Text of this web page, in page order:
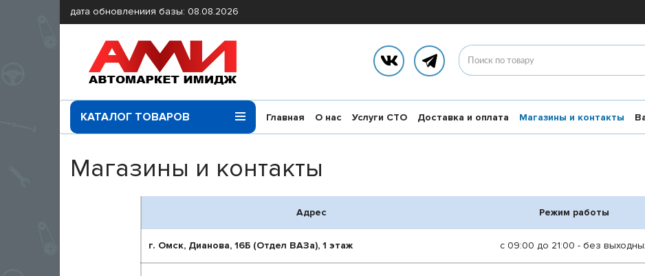
дата обновлениия базы: 08.08.2026
КАТАЛОГ ТОВАРОВ Главная О нас Услуги СТО Доставка и оплата Магазины и контакты
Магазины и контакты
Адрес Режим работы
г. Омск, Дианова, 16Б (Отдел ВАЗа), 1 этаж с 09:00 до 21:00 - без